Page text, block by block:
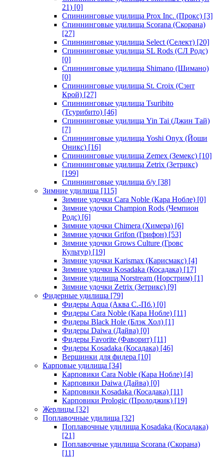
21) [0]
Спиннинговые удилища Prox Inc. (Прокс) [3]
Спиннинговые удилища Scorana (Скорана)
[27]
Спиннинговые удилища Select (Селект) [20]
Спиннинговые удилища SL Rods (СЛ Родс)
[0]
Спиннинговые удилища Shimano (Шимано)
[0]
Спиннинговые удилища St. Croix (Сэнт
Крой) [27]
Спиннинговые удилища Tsuribito
(Тсурибито) [46]
Спиннинговые удилища Yin Tai (Джин Тай)
[7]
Спиннинговые удилища Yoshi Onyx (Йоши
Оникс) [16]
Спиннинговые удилища Zemex (Земекс) [10]
Спиннинговые удилища Zetrix (Зетрикс)
[199]
Спиннинговые удилища б/у [38]
Зимние удилища [115]
Зимние удочки Cara Noble (Кара Нобле) [0]
Зимние удочки Champion Rods (Чемпион
Родс) [6]
Зимние удочки Chimera (Химера) [6]
Зимние удочки Grifon (Грифон) [53]
Зимние удочки Grows Culture (Гровс
Культур) [19]
Зимние удочки Karismax (Карисмакс) [4]
Зимние удочки Kosadaka (Косадака) [17]
Зимние удилища Norstream (Норстрим) [1]
Зимние удочки Zetrix (Зетрикс) [9]
Фидерные удилища [79]
Фидеры Aqua (Аква С.-Пб.) [0]
Фидеры Cara Noble (Кара Нобле) [11]
Фидеры Black Hole (Блэк Хол) [1]
Фидеры Daiwa (Дайва) [0]
Фидеры Favorite (Фаворит) [11]
Фидеры Kosadaka (Косадака) [46]
Вершинки для фидера [10]
Карповые удилища [34]
Карповики Cara Noble (Кара Нобле) [4]
Карповики Daiwa (Дайва) [0]
Карповики Kosadaka (Косадака) [11]
Карповики Prologic (Пролоджик) [19]
Жерлицы [32]
Поплавочные удилища [32]
Поплавочные удилища Kosadaka (Косадака)
[21]
Поплавочные удилища Scorana (Скорана)
[11]